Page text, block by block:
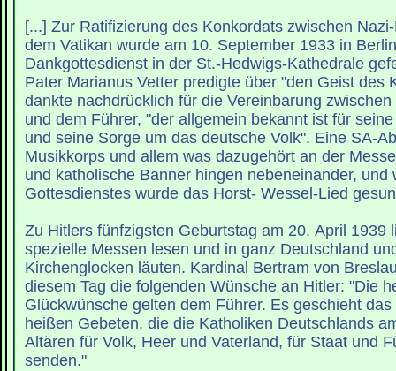
[...] Zur Ratifizierung des Konkordats zwischen
dem Vatikan wurde am 10. September 1933 in
Dankgottesdienst in der St.-Hedwigs-Kathedrale
Pater Marianus Vetter predigte über "den Geist des
dankte nachdrücklich für die Vereinbarung
und dem Führer, "der allgemein bekannt ist für
und seine Sorge um das deutsche Volk". Eine SA-
Musikkorps und allem was dazugehört an der
und katholische Banner hingen nebeneinander, und
Gottesdienstes wurde das Horst- Wessel-Lied
Zu Hitlers fünfzigsten Geburtstag am 20. April 1939
spezielle Messen lesen und in ganz Deutschland
Kirchenglocken läuten. Kardinal Bertram von
diesem Tag die folgenden Wünsche an Hitler: "Die
Glückwünsche gelten dem Führer. Es geschieht
heißen Gebeten, die die Katholiken Deutschlands
Altären für Volk, Heer und Vaterland, für Staat und
senden."